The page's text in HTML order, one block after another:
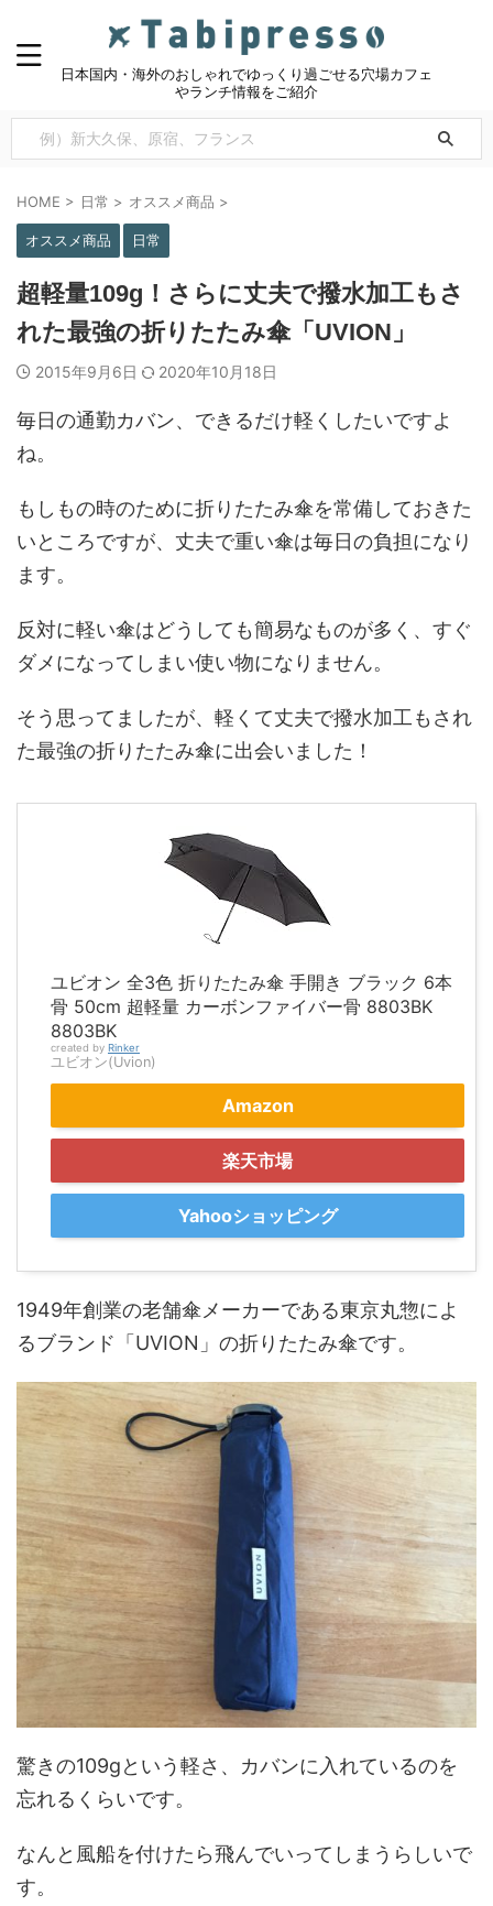
日本国内・海外のおしゃれでゆっくり過ごせる穴場カフェ
やランチ情報をご紹介
HOME > 日常 > オススメ商品 >
オススメ商品 日常
超軽量109g！さらに丈夫で撥水加工もさ
れた最強の折りたたみ傘「UVION」
2015年9月6日 2020年10月18日
毎日の通勤カバン、できるだけ軽くしたいですよ
ね。
もしもの時のために折りたたみ傘を常備しておきた
いところですが、丈夫で重い傘は毎日の負担になり
ます。
反対に軽い傘はどうしても簡易なものが多く、すぐ
ダメになってしまい使い物になりません。
そう思ってましたが、軽くて丈夫で撥水加工もされ
た最強の折りたたみ傘に出会いました！
ユビオン 全3色 折りたたみ傘 手開き ブラック 6本
骨 50cm 超軽量 カーボンファイバー骨 8803BK
8803BK
created by Rinker
ユビオン(Uvion)
Amazon
楽天市場
Yahooショッピング
1949年創業の老舗傘メーカーである東京丸惣によ
るブランド「UVION」の折りたたみ傘です。
驚きの109gという軽さ、カバンに入れているのを
忘れるくらいです。
なんと風船を付けたら飛んでいってしまうらしいで
す。